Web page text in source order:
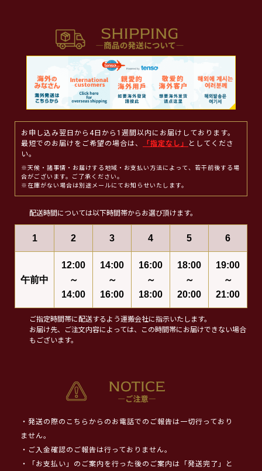
お申し込み翌日から4日から1週間以内にお届けしております。
最短でのお届けをご希望の場合は、
「指定なし」
としてくださ
い。
※天候・諸事情・お届けする地域・お支払い方法によって、若干前後する場
合がございます。ご了承ください。
※在庫がない場合は別途メールにてお知らせいたします。
配送時間については以下時間帯からお選び頂けます。
1 2 3 4 5 6
午前中
12:00
～
14:00
14:00
～
16:00
16:00
～
18:00
18:00
～
20:00
19:00
～
21:00
ご指定時間帯に配送するよう運搬会社に指示いたします。
お届け先、ご注文内容によっては、この時間帯にお届けできない場合
もございます。
・発送の際のこちらからのお電話でのご報告は一切行っており
ません。
・ご入金確認のご報告は行っておりません。
・「お支払い」のご案内を行った後のご案内は「発送完了」と